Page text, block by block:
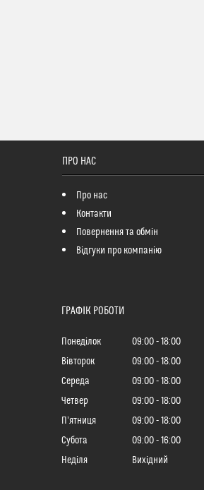
ПРО НАС
Про нас
Контакти
Повернення та обмін
Відгуки про компанію
ГРАФІК РОБОТИ
Понеділок 09:00
18:00
Вівторок
09:00
18:00
Середа
09:00
18:00
Четвер
09:00
18:00
Пʼятниця
09:00
18:00
Субота
09:00
16:00
Неділя
Вихідний